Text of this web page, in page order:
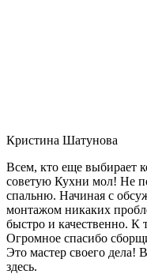
Кристина Шатунова
Всем, кто еще выбирает
советую Кухни мол! Не
спальню. Начиная с
монтажом никаких
быстро и качественно. К
Огромное спасибо
Это мастер своего дела!
здесь.